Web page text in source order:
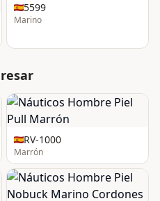
5599
Marino
RV-1000
Marrón